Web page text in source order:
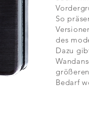
So
des
Dazu
Bedarf